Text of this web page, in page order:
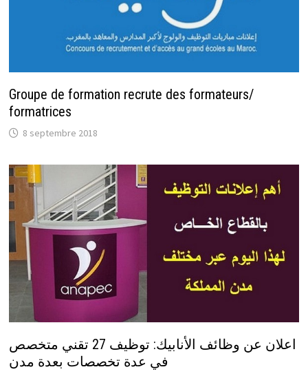
Groupe de formation recrute des formateurs/
formatrices
8 septembre 2018
اعلان عن وظائف الأنابيك: توظيف 27 تقني متخصص
في عدة تخصصات بعدة مدن